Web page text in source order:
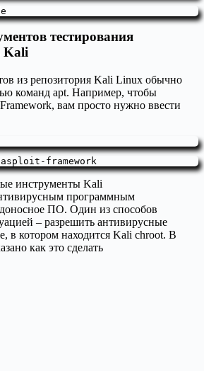
тестирования
Kali
из репозитория Kali Linux обычно
команд apt. Например, чтобы
вам просто нужно ввести
framework
инструменты Kali
программным
ПО. Один из способов
– разрешить антивирусные
в котором находится Kali chroot. В
как это сделать